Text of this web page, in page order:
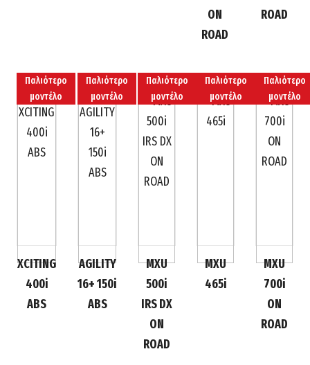
ON
ROAD
ROAD
Παλιότερο
μοντέλο
XCITING
400i
ABS
Παλιότερο
μοντέλο
AGILITY
16+ 150i
ABS
Παλιότερο
μοντέλο
MXU
500i
IRS DX
ON
ROAD
Παλιότερο
μοντέλο
MXU
465i
Παλιότερο
μοντέλο
MXU
700i
ON
ROAD